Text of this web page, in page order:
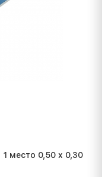
1 место 0,50 х 0,30